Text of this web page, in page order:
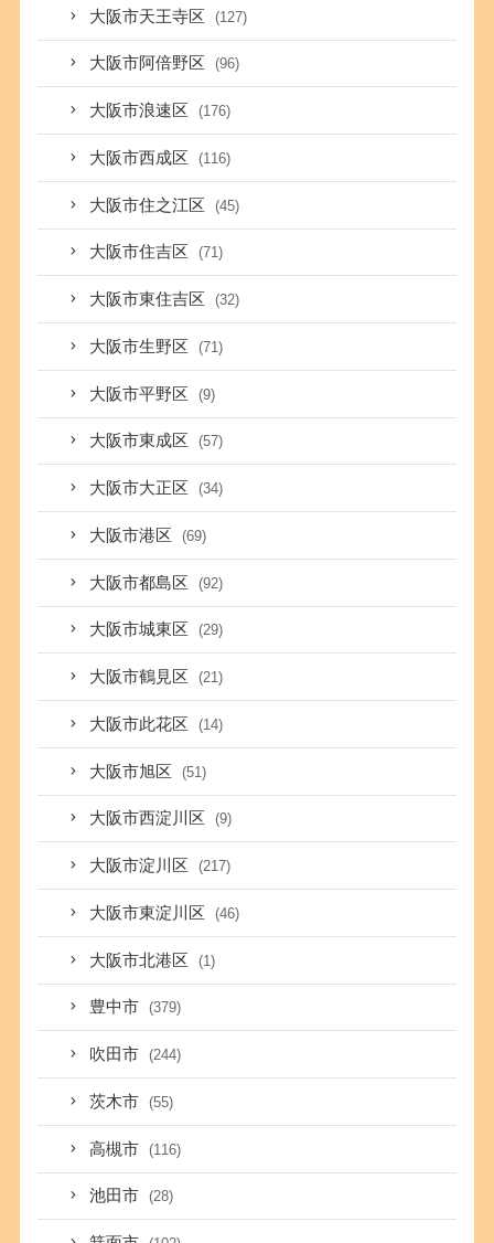
大阪市天王寺区 (127)
大阪市阿倍野区 (96)
大阪市浪速区 (176)
大阪市西成区 (116)
大阪市住之江区 (45)
大阪市住吉区 (71)
大阪市東住吉区 (32)
大阪市生野区 (71)
大阪市平野区 (9)
大阪市東成区 (57)
大阪市大正区 (34)
大阪市港区 (69)
大阪市都島区 (92)
大阪市城東区 (29)
大阪市鶴見区 (21)
大阪市此花区 (14)
大阪市旭区 (51)
大阪市西淀川区 (9)
大阪市淀川区 (217)
大阪市東淀川区 (46)
大阪市北港区 (1)
豊中市 (379)
吹田市 (244)
茨木市 (55)
高槻市 (116)
池田市 (28)